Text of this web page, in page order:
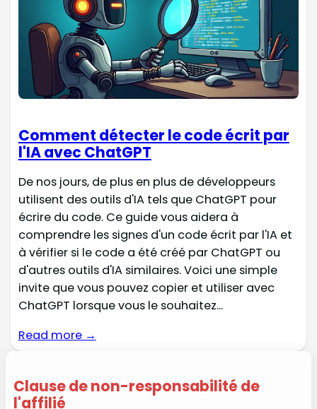
Comment détecter le code écrit par
l'IA avec ChatGPT
De nos jours, de plus en plus de développeurs
utilisent des outils d'IA tels que ChatGPT pour
écrire du code. Ce guide vous aidera à
comprendre les signes d'un code écrit par l'IA et
à vérifier si le code a été créé par ChatGPT ou
d'autres outils d'IA similaires. Voici une simple
invite que vous pouvez copier et utiliser avec
ChatGPT lorsque vous le souhaitez...
Read more →
Clause de non-responsabilité de
l'affilié